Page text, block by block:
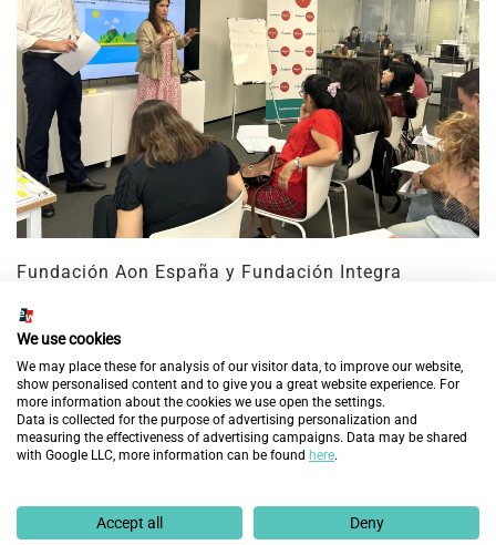
Fundación Aon España y Fundación Integra
oportunidades laborales a personas en exclusión
social
4 de mayo de 2026
We use cookies
We may place these for analysis of our visitor data, to improve our website,
show personalised content and to give you a great website experience. For
more information about the cookies we use open the settings.
Data is collected for the purpose of advertising personalization and
measuring the effectiveness of advertising campaigns. Data may be shared
with Google LLC, more information can be found here.
Accept all Deny